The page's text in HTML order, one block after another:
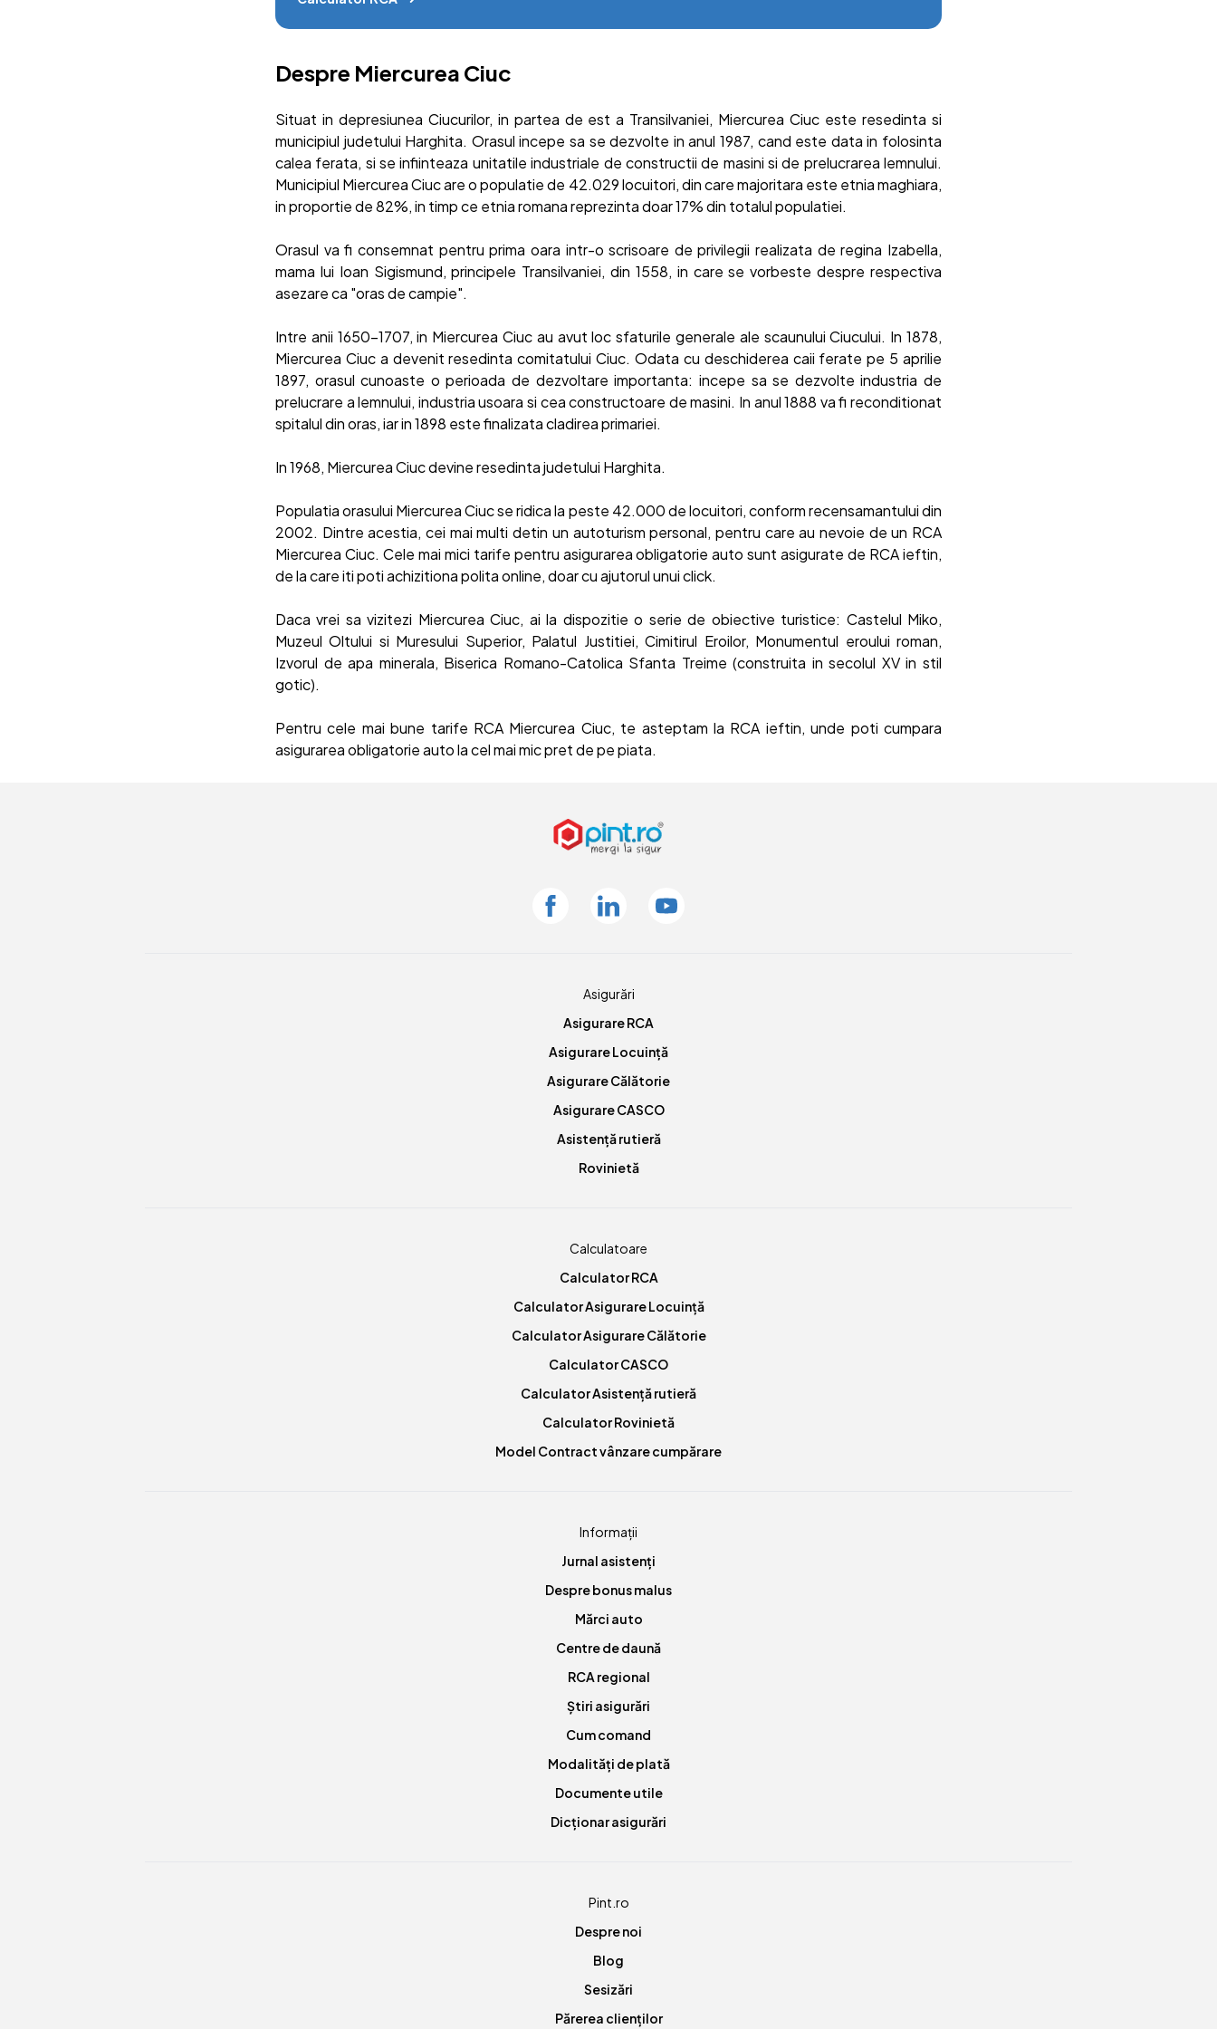
Despre Miercurea Ciuc
Situat in depresiunea Ciucurilor, in partea de est a Transilvaniei, Miercurea Ciuc este resedinta si
municipiul judetului Harghita. Orasul incepe sa se dezvolte in anul 1987, cand este data in folosinta
calea ferata, si se infiinteaza unitatile industriale de constructii de masini si de prelucrarea lemnului.
Municipiul Miercurea Ciuc are o populatie de 42.029 locuitori, din care majoritara este etnia maghiara,
in proportie de 82%, in timp ce etnia romana reprezinta doar 17% din totalul populatiei.
Orasul va fi consemnat pentru prima oara intr-o scrisoare de privilegii realizata de regina Izabella,
mama lui Ioan Sigismund, principele Transilvaniei, din 1558, in care se vorbeste despre respectiva
asezare ca "oras de campie".
Intre anii 1650-1707, in Miercurea Ciuc au avut loc sfaturile generale ale scaunului Ciucului. In 1878,
Miercurea Ciuc a devenit resedinta comitatului Ciuc. Odata cu deschiderea caii ferate pe 5 aprilie
1897, orasul cunoaste o perioada de dezvoltare importanta: incepe sa se dezvolte industria de
prelucrare a lemnului, industria usoara si cea constructoare de masini. In anul 1888 va fi reconditionat
spitalul din oras, iar in 1898 este finalizata cladirea primariei.
In 1968, Miercurea Ciuc devine resedinta judetului Harghita.
Populatia orasului Miercurea Ciuc se ridica la peste 42.000 de locuitori, conform recensamantului din
2002. Dintre acestia, cei mai multi detin un autoturism personal, pentru care au nevoie de un RCA
Miercurea Ciuc. Cele mai mici tarife pentru asigurarea obligatorie auto sunt asigurate de RCA ieftin,
de la care iti poti achizitiona polita online, doar cu ajutorul unui click.
Daca vrei sa vizitezi Miercurea Ciuc, ai la dispozitie o serie de obiective turistice: Castelul Miko,
Muzeul Oltului si Muresului Superior, Palatul Justitiei, Cimitirul Eroilor, Monumentul eroului roman,
Izvorul de apa minerala, Biserica Romano-Catolica Sfanta Treime (construita in secolul XV in stil
gotic).
Pentru cele mai bune tarife RCA Miercurea Ciuc, te asteptam la RCA ieftin, unde poti cumpara
asigurarea obligatorie auto la cel mai mic pret de pe piata.
FacebookLinkedin Youtube
Asigurări
Asigurare RCA
Asigurare Locuință
Asigurare Călătorie
Asigurare CASCO
Asistență rutieră
Rovinietă
Calculatoare
Calculator RCA
Calculator Asigurare Locuință
Calculator Asigurare Călătorie
Calculator CASCO
Calculator Asistență rutieră
Calculator Rovinietă
Model Contract vânzare cumpărare
Informații
Jurnal asistenți
Despre bonus malus
Mărci auto
Centre de daună
RCA regional
Știri asigurări
Cum comand
Modalități de plată
Documente utile
Dicționar asigurări
Pint.ro
Despre noi
Blog
Sesizări
Părerea clienților